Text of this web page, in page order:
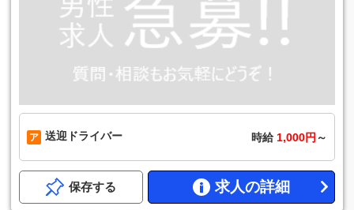
送迎ドライバー 時給 1,000円 ～
保存する 求人の詳細